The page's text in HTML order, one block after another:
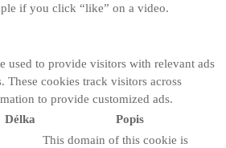
if you click “like” on a video.
used to provide visitors with relevant ads
These cookies track visitors across
to provide customized ads.
Délka Popis
This domain of this cookie is